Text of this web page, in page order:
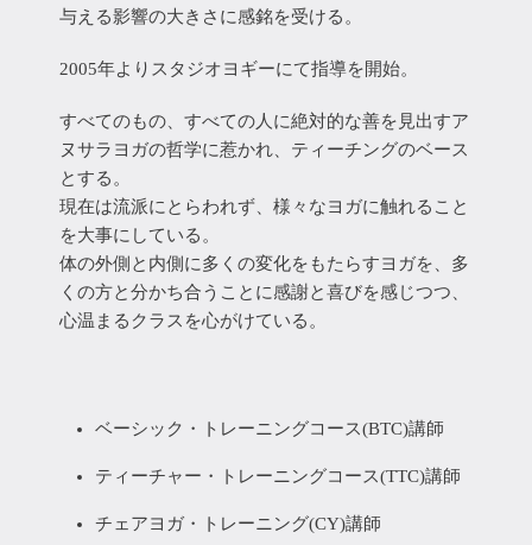
与える影響の大きさに感銘を受ける。
2005年よりスタジオヨギーにて指導を開始。
すべてのもの、すべての人に絶対的な善を見出すア
ヌサラヨガの哲学に惹かれ、ティーチングのベース
とする。
現在は流派にとらわれず、様々なヨガに触れること
を大事にしている。
体の外側と内側に多くの変化をもたらすヨガを、多
くの方と分かち合うことに感謝と喜びを感じつつ、
心温まるクラスを心がけている。
ベーシック・トレーニングコース(BTC)講師
ティーチャー・トレーニングコース(TTC)講師
チェアヨガ・トレーニング(CY)講師